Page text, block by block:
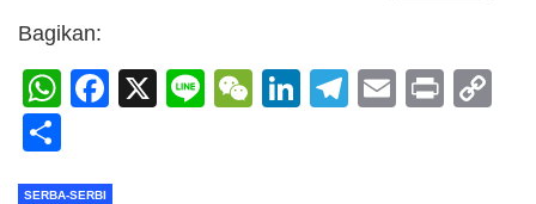
Bagikan:
WhatsApp
Facebook
X LineWeChat
LinkedIn
Telegram
Email
Print
SERBA-SERBI